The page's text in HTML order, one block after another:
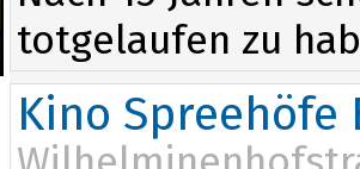
totgelaufen zu
Kino Spreehöfe